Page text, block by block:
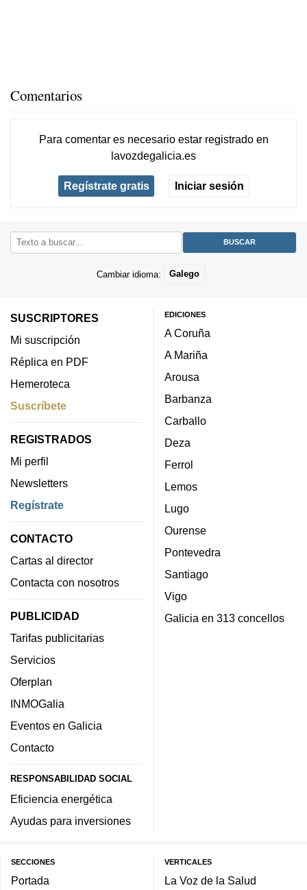
Comentarios
Para comentar es necesario estar registradoen
lavozdegalicia.es
Regístrate gratis Iniciar sesión
Cambiar idioma: Galego
SUSCRIPTORES
Mi suscripción
Réplica en PDF
Hemeroteca
Suscríbete
REGISTRADOS
Mi perfil
Newsletters
Regístrate
CONTACTO
Cartas al director
Contacta con nosotros
PUBLICIDAD
Tarifas publicitarias
Servicios
Oferplan
INMOGalia
Eventos en Galicia
Contacto
RESPONSABILIDAD SOCIAL
Eficiencia energética
Ayudas para inversiones
EDICIONES
A Coruña
A Mariña
Arousa
Barbanza
Carballo
Deza
Ferrol
Lemos
Lugo
Ourense
Pontevedra
Santiago
Vigo
Galicia en 313 concellos
SECCIONES
Portada
VERTICALES
La Voz de la Salud